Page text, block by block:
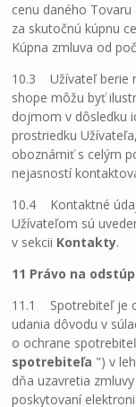
cenu daného
za skutočnú kúpnu
Kúpna zmluva od
10.3 Užívateľ berie
shope môžu byť
dojmom v dôsledku
prostriedku
oboznámiť s celým
nejasností
10.4 Kontaktné
Užívateľom sú
v sekcii Kontakty.
11 Právo na
11.1 Spotrebiteľ je
udania dôvodu v
o ochrane
spotrebiteľa ") v
dňa uzavretia
poskytovaní